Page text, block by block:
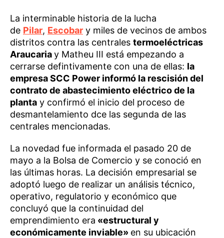
La interminable historia de la lucha
de Pilar, Escobar y miles de vecinos de ambos
distritos contra las centrales termoeléctricas
Araucariay Matheu III está empezando a
cerrarse defintivamente con una de ellas: la
empresa SCC Power informó la rescisión del
contrato de abastecimiento eléctrico de la
planta y confirmó el inicio del proceso de
desmantelamiento dce las segunda de las
centrales mencionadas.
La novedad fue informada el pasado 20 de
mayo a la Bolsa de Comercio y se conoció en
las últimas horas. La decisión empresarial se
adoptó luego de realizar un análisis técnico,
operativo, regulatorio y económico que
concluyó que la continuidad del
emprendimiento era «estructural y
económicamente inviable» en su ubicación